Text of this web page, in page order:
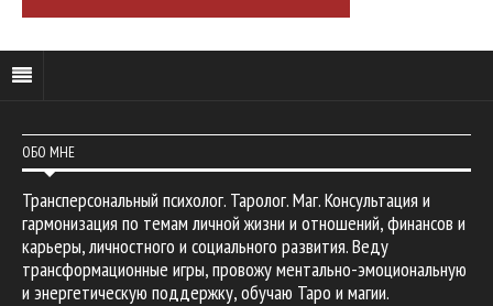
ОБО МНЕ
Трансперсональный психолог. Таролог. Маг. Консультация и
гармонизация по темам личной жизни и отношений, финансов и
карьеры, личностного и социального развития. Веду
трансформационные игры, провожу ментально-эмоциональную
и энергетическую поддержку, обучаю Таро и магии.